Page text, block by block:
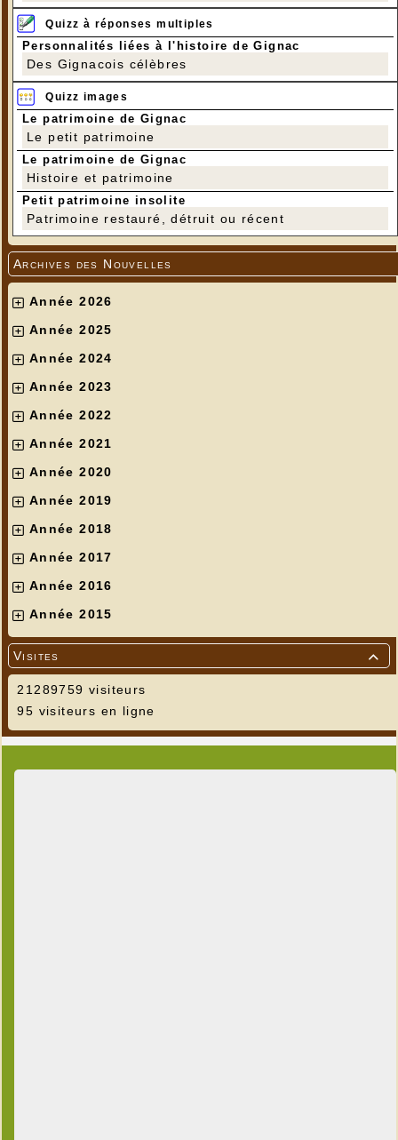
Quizz à réponses multiples
Personnalités liées à l'histoire de Gignac
Des Gignacois célèbres
Quizz images
Le patrimoine de Gignac
Le petit patrimoine
Le patrimoine de Gignac
Histoire et patrimoine
Petit patrimoine insolite
Patrimoine restauré, détruit ou récent
Archives des Nouvelles
Année 2026
Année 2025
Année 2024
Année 2023
Année 2022
Année 2021
Année 2020
Année 2019
Année 2018
Année 2017
Année 2016
Année 2015

Visites
21289759 visiteurs
95 visiteurs en ligne